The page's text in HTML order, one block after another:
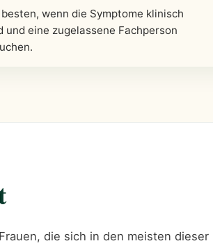
besten, wenn die Symptome klinisch
und eine zugelassene Fachperson
die sich in den meisten